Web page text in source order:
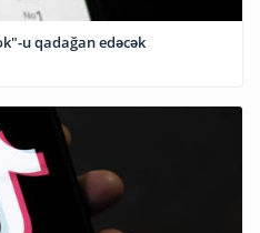
u qadağan edəcək